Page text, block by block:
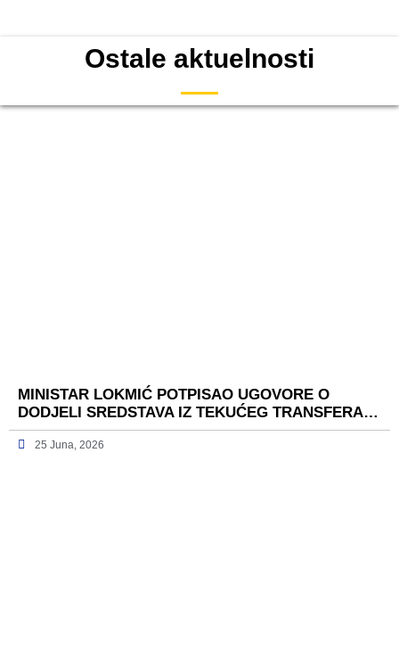
Ostale aktuelnosti
MINISTAR LOKMIĆ POTPISAO UGOVORE O
DODJELI SREDSTAVA IZ TEKUĆEG TRANSFERA…
25 Juna, 2026